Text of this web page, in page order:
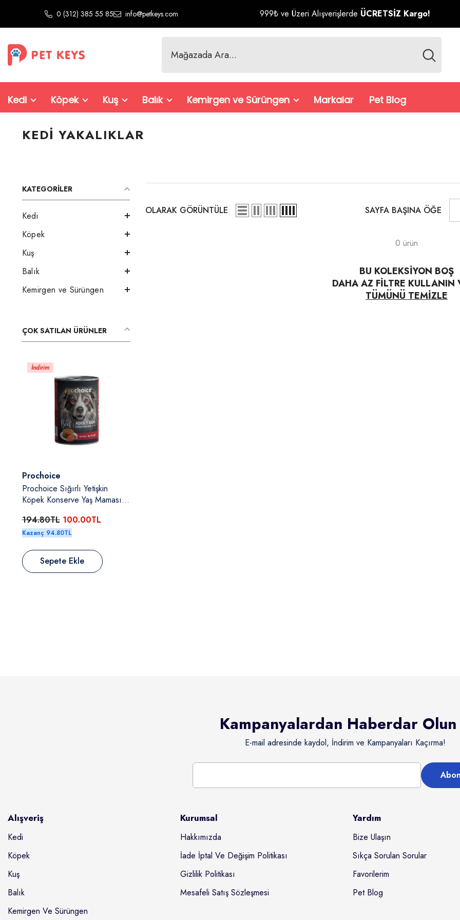
0 (312) 385 55 85 info@petkeys.com 999₺ ve Üzeri Alışverişlerde ÜCRETSİZ Kargo!
Kedi Köpek Kuş Balık Kemirgen ve Sürüngen Markalar Pet Blog
KEDI YAKALIKLAR
KATEGORILER
Kedi
Köpek
Kuş
Balık
Kemirgen ve Sürüngen
ÇOK SATILAN ÜRÜNLER
Maması
Satıcı:
Prochoice
Prochoice Kuzulu & Somonlu
Ve Havuçlu Yetişkin Köpek
194.80TL 100.00TL
Kazanç 94.80TL
Sepete Ekle
OLARAK GÖRÜNTÜLE SAYFA BAŞINA ÖĞE
0 ürün
BU KOLEKSIYON BOŞ
DAHA AZ FILTRE KULLANIN
TÜMÜNÜ TEMIZLE
Kampanyalardan Haberdar Olun
E-mail adresinde kaydol, İndirim ve Kampanyaları Kaçırma!
Alışveriş
Kedi
Köpek
Kuş
Balık
Kemirgen Ve Sürüngen
Kurumsal
Hakkımızda
İade İptal Ve Değişim Politikası
Gizlilik Politikası
Mesafeli Satış Sözleşmesi
Yardım
Bize Ulaşın
Sıkça Sorulan Sorular
Favorilerim
Pet Blog